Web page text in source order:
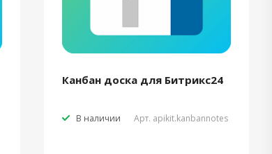
Канбан доска для Битрикс24
В наличии Арт. apikit.kanbannotes